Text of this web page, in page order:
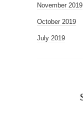
November 2019
October 2019
July 2019